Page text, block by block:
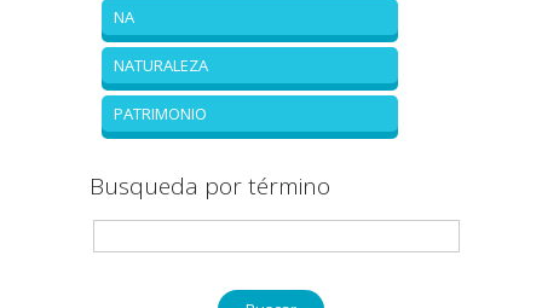
NA
NATURALEZA
PATRIMONIO
Busqueda por término